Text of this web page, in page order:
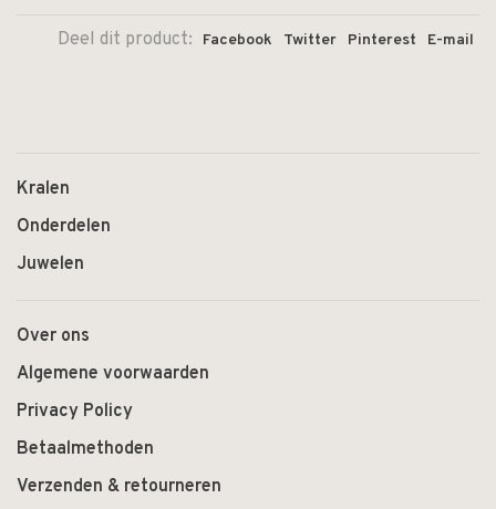
Deel dit product: Facebook Twitter Pinterest E-mail
Kralen
Onderdelen
Juwelen
Over ons
Algemene voorwaarden
Privacy Policy
Betaalmethoden
Verzenden & retourneren